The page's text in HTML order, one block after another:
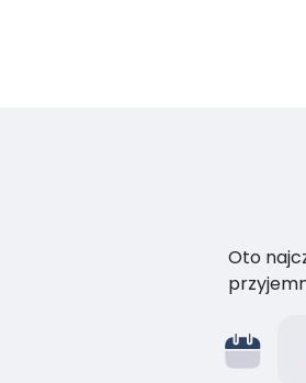
Oto